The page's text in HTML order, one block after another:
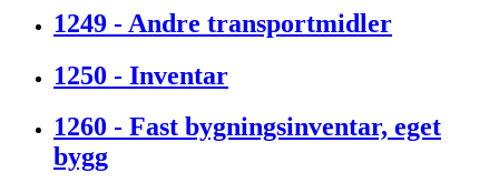
1249 - Andre transportmidler
1250 - Inventar
1260 - Fast bygningsinventar, eget
bygg